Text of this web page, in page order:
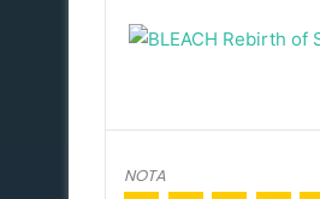
NOTA